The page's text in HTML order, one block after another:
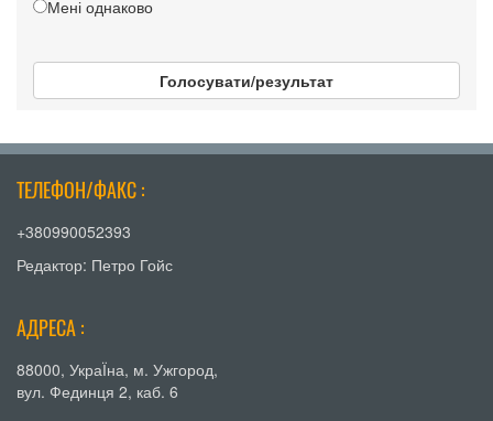
Мені однаково
Голосувати/результат
ТЕЛЕФОН/ФАКС :
+380990052393
Редактор: Петро Гойс
АДРЕСА :
88000, УкраЇна, м. Ужгород,
вул. Фединця 2, каб. 6